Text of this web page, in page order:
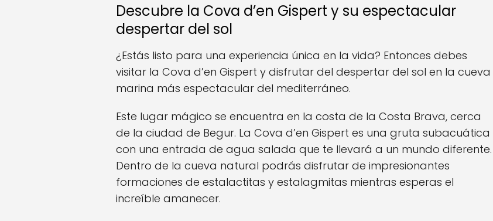
Descubre la Cova d’en Gispert y su espectacular
despertar del sol
¿Estás listo para una experiencia única en la vida? Entonces debes
visitar la Cova d’en Gispert y disfrutar del despertar del sol en la cueva
marina más espectacular del mediterráneo.
Este lugar mágico se encuentra en la costa de la Costa Brava, cerca
de la ciudad de Begur. La Cova d’en Gispert es una gruta subacuática
con una entrada de agua salada que te llevará a un mundo diferente.
Dentro de la cueva natural podrás disfrutar de impresionantes
formaciones de estalactitas y estalagmitas mientras esperas el
increíble amanecer.